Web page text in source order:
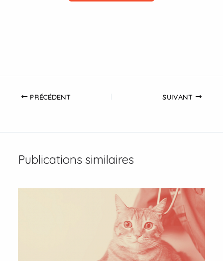
PRÉCÉDENT SUIVANT
Publications similaires